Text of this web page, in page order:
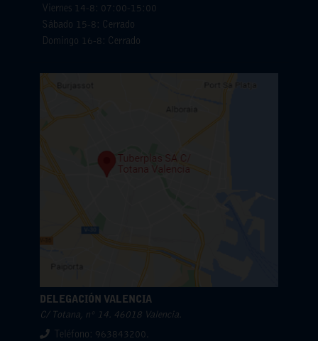
Viernes 14-8: 07:00-15:00
Sábado 15-8: Cerrado
Domingo 16-8: Cerrado
DELEGACIÓN VALENCIA
C/ Totana, nº 14. 46018 Valencia.
Teléfono: 963843200.